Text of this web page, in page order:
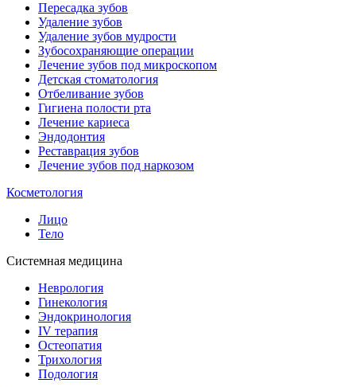
Пересадка зубов
Удаление зубов
Удаление зубов мудрости
Зубосохраняющие операции
Лечение зубов под микроскопом
Детская стоматология
Отбеливание зубов
Гигиена полости рта
Лечение кариеса
Эндодонтия
Реставрация зубов
Лечение зубов под наркозом
Косметология
Лицо
Тело
Системная медицина
Неврология
Гинекология
Эндокринология
IV терапия
Остеопатия
Трихология
Подология